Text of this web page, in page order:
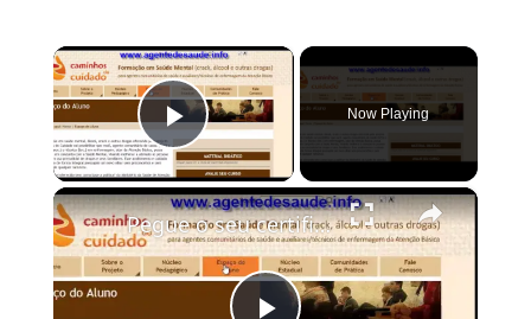
×
Play Video
Now Playing
×
Pegue o seu certificado do Curso Caminhos do Cuidado